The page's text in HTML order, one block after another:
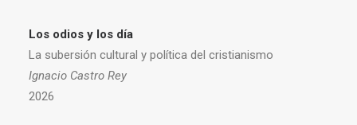
Los odios y los día
La subersión cultural y política del cristianismo
Ignacio Castro Rey
2026